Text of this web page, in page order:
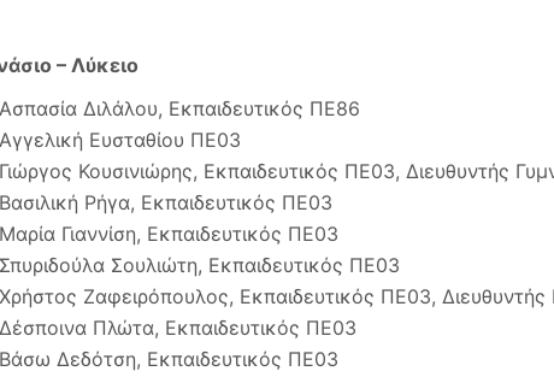
– Λύκειο
Ασπασία Διλάλου, Εκπαιδευτικός ΠΕ86
Αγγελική Ευσταθίου ΠΕ03
Γιώργος Κουσινιώρης, Εκπαιδευτικός ΠΕ03, Διευθυντής
Βασιλική Ρήγα, Εκπαιδευτικός ΠΕ03
Μαρία Γιαννίση, Εκπαιδευτικός ΠΕ03
Σπυριδούλα Σουλιώτη, Εκπαιδευτικός ΠΕ03
Χρήστος Ζαφειρόπουλος, Εκπαιδευτικός ΠΕ03, Διευθυντής
Δέσποινα Πλώτα, Εκπαιδευτικός ΠΕ03
Βάσω Δεδότση, Εκπαιδευτικός ΠΕ03